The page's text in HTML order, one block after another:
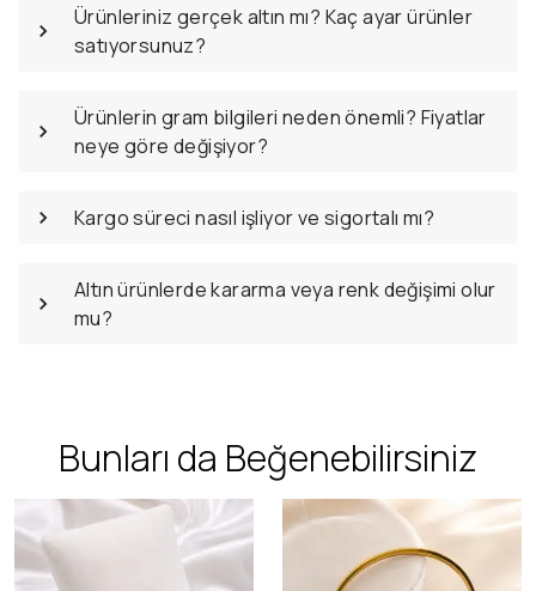
Ürünleriniz gerçek altın mı? Kaç ayar ürünler
satıyorsunuz?
Ürünlerin gram bilgileri neden önemli? Fiyatlar
neye göre değişiyor?
Kargo süreci nasıl işliyor ve sigortalı mı?
Altın ürünlerde kararma veya renk değişimi olur
mu?
Bunları da Beğenebilirsiniz